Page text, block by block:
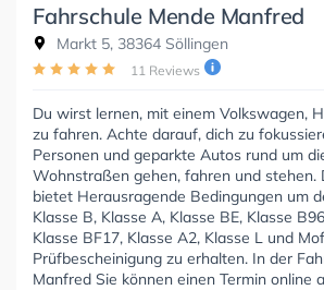
Fahrschule Mende Manfred
Markt 5, 38364 Söllingen
11 Reviews
Du wirst lernen, mit einem Volkswagen,
zu fahren. Achte darauf, dich zu
Personen und geparkte Autos rund um
Wohnstraßen gehen, fahren und stehen.
bietet Herausragende Bedingungen um
Klasse B, Klasse A, Klasse BE, Klasse
Klasse BF17, Klasse A2, Klasse L und
Prüfbescheinigung zu erhalten. In der
Manfred Sie können einen Termin online